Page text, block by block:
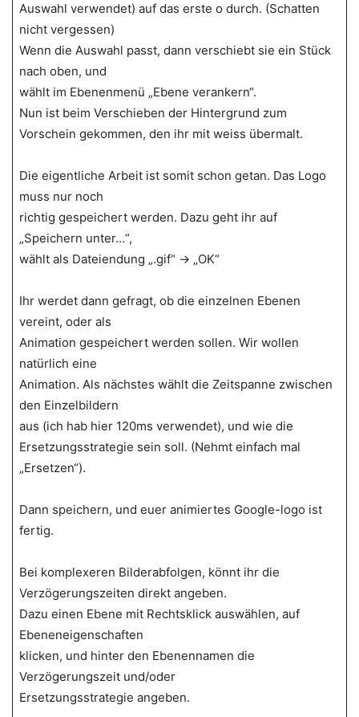
Auswahl verwendet) auf das erste o durch. (Schatten
nicht vergessen)
Wenn die Auswahl passt, dann verschiebt sie ein Stück
nach oben, und
wählt im Ebenenmenü „Ebene verankern“.
Nun ist beim Verschieben der Hintergrund zum
Vorschein gekommen, den ihr mit weiss übermalt.
Die eigentliche Arbeit ist somit schon getan. Das Logo
muss nur noch
richtig gespeichert werden. Dazu geht ihr auf
„Speichern unter…“,
wählt als Dateiendung „.gif“ -> „OK“
Ihr werdet dann gefragt, ob die einzelnen Ebenen
vereint, oder als
Animation gespeichert werden sollen. Wir wollen
natürlich eine
Animation. Als nächstes wählt die Zeitspanne zwischen
den Einzelbildern
aus (ich hab hier 120ms verwendet), und wie die
Ersetzungsstrategie sein soll. (Nehmt einfach mal
„Ersetzen“).
Dann speichern, und euer animiertes Google-logo ist
fertig.
Bei komplexeren Bilderabfolgen, könnt ihr die
Verzögerungszeiten direkt angeben.
Dazu einen Ebene mit Rechtsklick auswählen, auf
Ebeneneigenschaften
klicken, und hinter den Ebenennamen die
Verzögerungszeit und/oder
Ersetzungsstrategie angeben.